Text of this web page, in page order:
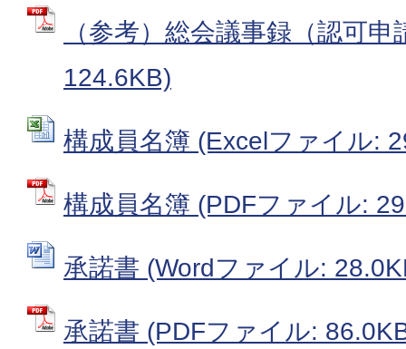
（参考）総会議事録（認可
124.6KB)
構成員名簿 (Excelファイル:
構成員名簿 (PDFファイル:
承諾書 (Wordファイル:
承諾書 (PDFファイル: